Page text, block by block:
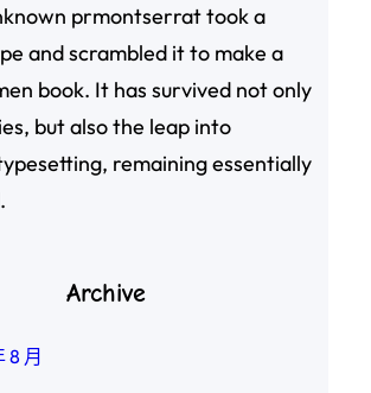
prmontserrat took a
and scrambled it to make a
book. It has survived not only
but also the leap into
remaining essentially
Archive
8 月